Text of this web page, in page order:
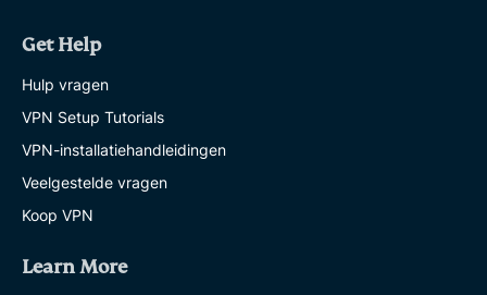
Get Help
Hulp vragen
VPN Setup Tutorials
VPN-installatiehandleidingen
Veelgestelde vragen
Koop VPN
Learn More